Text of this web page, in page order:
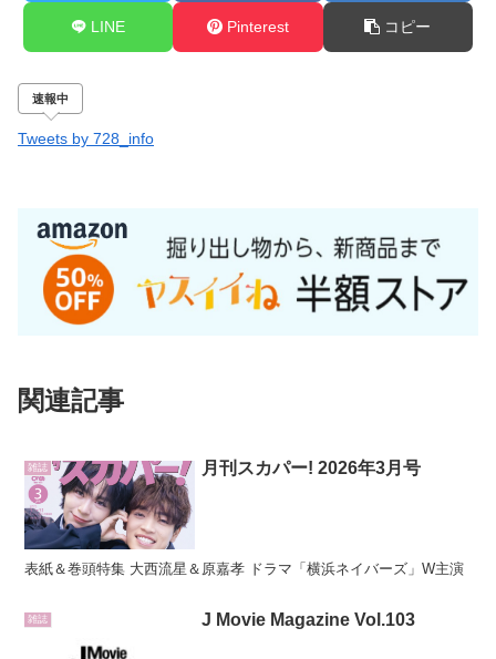
LINE Pinterest コピー
速報中
Tweets by 728_info
関連記事
雑誌 月刊スカパー! 2026年3月号
表紙＆巻頭特集 大西流星＆原嘉孝 ドラマ「横浜ネイバーズ」W主演
雑誌 J Movie Magazine Vol.103